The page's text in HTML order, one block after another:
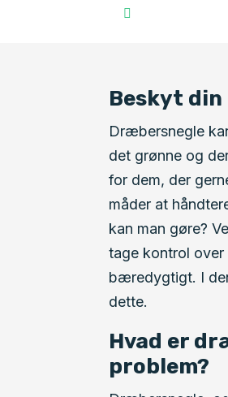

Beskyt
Dræbersnegle
det grønne og
for dem, der
måder at
kan man gøre?
tage kontrol
bæredygtigt. I
dette.
Hvad er
problem?